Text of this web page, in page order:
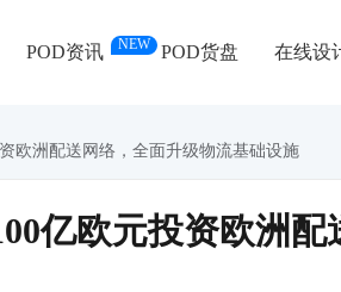
POD资讯 NEW POD货盘 在线设
欧洲配送网络，全面升级物流基础设施
亿欧元投资欧洲